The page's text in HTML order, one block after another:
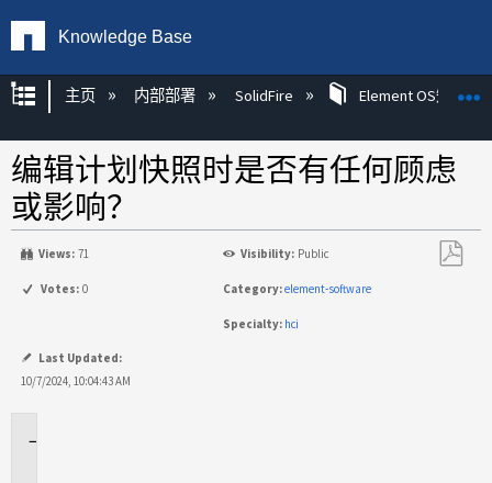
Knowledge Base
扩展/隐缩全局层次
主页 内部部署 SolidFire Element OS知识库
编辑计划快照时是否有任何顾虑
或影响？
Views: 71 Visibility: Public
Votes: 0 Category:element-software
Specialty: hci
Last Updated:
10/7/2024, 10:04:43 AM